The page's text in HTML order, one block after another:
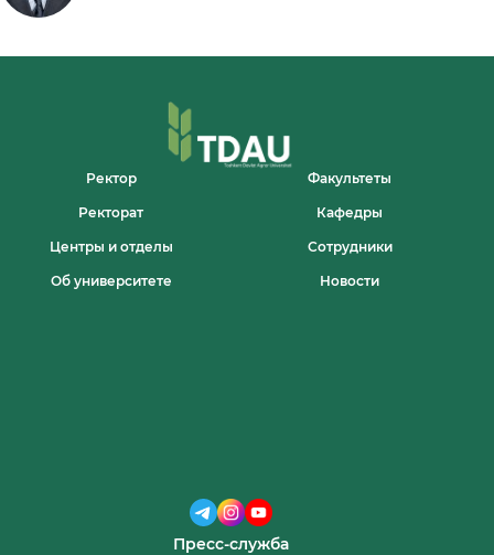
Ректор Факультеты
Ректорат Кафедры
Центры и отделы Сотрудники
Об университете Новости
Пресс-служба